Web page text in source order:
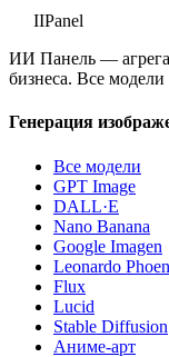
IIPanel
ИИ Панель —
бизнеса. Все
Генерация
Все модели
GPT Image
DALL·E
Nano Banana
Google Imagen
Leonardo
Flux
Lucid
Stable Diffusion
Аниме-арт